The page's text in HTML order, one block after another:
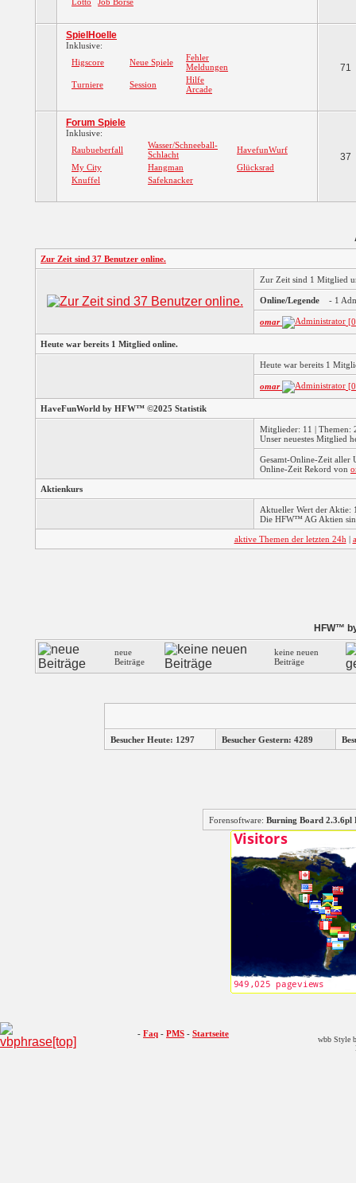
SpielHoelle
Inklusive:
Higscore
Neue Spiele
Fehler
Meldungen
Turniere
Session
Hilfe
Arcade
71
Forum Spiele
Inklusive:
Raubueberfall
Wasser/Schneeball-
Schlacht
HavefunWurf
My City
Hangman
Glücksrad
Knuffel
Safeknacker
37
Zur Zeit sind 37 Benutzer online.
Zur Zeit sind 1 Mitglied
Online/Legende - 1
omar
Heute war bereits 1 Mitglied online.
Heute war bereits 1
omar
HaveFunWorld by HFW™ ©2025 Statistik
Mitglieder: 11 | Themen:
Unser neuestes Mitglied
Gesamt-Online-Zeit aller
Online-Zeit Rekord von
Aktienkurs
Aktueller Wert der Aktie:
Die HFW™ AG Aktien
aktive Themen der letzten 24h |
HFW™
neue
Beiträge
keine neuen
Beiträge
Besucher Heute: 1297 Besucher Gestern: 4289
Forensoftware: Burning Board
- Faq - PMS - Startseite
wbb Style